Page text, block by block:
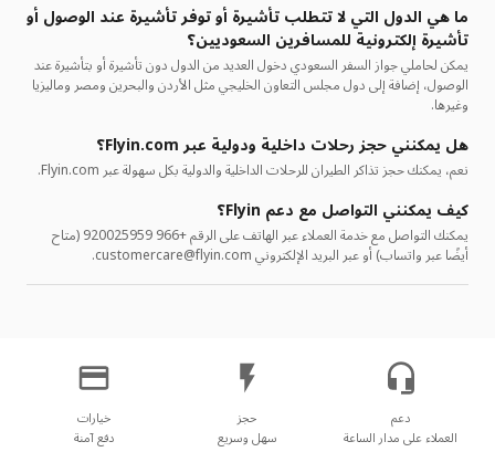
ما هي الدول التي لا تتطلب تأشيرة أو توفر تأشيرة عند الوصول أو
تأشيرة إلكترونية للمسافرين السعوديين؟
يمكن لحاملي جواز السفر السعودي دخول العديد من الدول دون تأشيرة أو بتأشيرة عند
الوصول، إضافة إلى دول مجلس التعاون الخليجي مثل الأردن والبحرين ومصر وماليزيا
وغيرها.
هل يمكنني حجز رحلات داخلية ودولية عبر Flyin.com؟
نعم، يمكنك حجز تذاكر الطيران للرحلات الداخلية والدولية بكل سهولة عبر Flyin.com.
كيف يمكنني التواصل مع دعم Flyin؟
يمكنك التواصل مع خدمة العملاء عبر الهاتف على الرقم +966 920025959 (متاح
أيضًا عبر واتساب) أو عبر البريد الإلكتروني customercare@flyin.com.
دعم
العملاء على مدار الساعة
حجز
سهل وسريع
خيارات
دفع آمنة